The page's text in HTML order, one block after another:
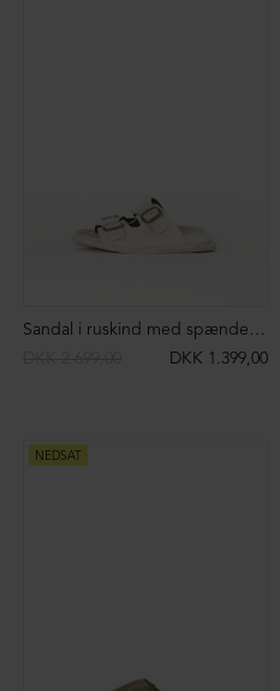
Sandal i ruskind med spænder og lædersål
DKK 1.399,00
NEDSAT